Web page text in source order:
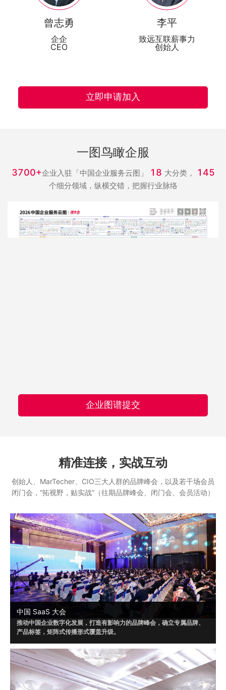
曾志勇
企企
CEO
李平
致远互联薪事力
创始人
立即申请加入
一图鸟瞰企服
3700+企业入驻「中国企业服务云图」 18 大分类， 145
个细分领域，纵横交错，把握行业脉络
企业图谱提交
精准连接，实战互动
创始人、MarTecher、CIO三大人群的品牌峰会，以及若干场会员
闭门会，“拓视野，贴实战”（往期品牌峰会、闭门会、会员活动）
中国 SaaS 大会
推动中国企业数字化发展，打造有影响力的品牌峰会，确立专属品牌、
产品标签，矩阵式传播形式覆盖升级。